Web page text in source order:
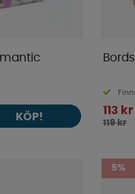
KÖP!
113 kr
119 kr
5%